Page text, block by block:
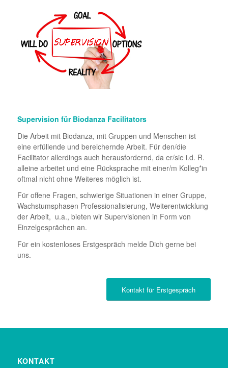
Supervision für Biodanza Facilitators
Die Arbeit mit Biodanza, mit Gruppen und Menschen ist
eine erfüllende und bereichernde Arbeit. Für den/die
Facilitator allerdings auch herausfordernd, da er/sie i.d. R.
alleine arbeitet und eine Rücksprache mit einer/m Kolleg*in
oftmal nicht ohne Weiteres möglich ist.
Für offene Fragen, schwierige Situationen in einer Gruppe,
Wachstumsphasen Professionalisierung, Weiterentwicklung
der Arbeit, u.a., bieten wir Supervisionen in Form von
Einzelgesprächen an.
Für ein kostenloses Erstgespräch melde Dich gerne bei
uns.
Kontakt für Erstgespräch
KONTAKT